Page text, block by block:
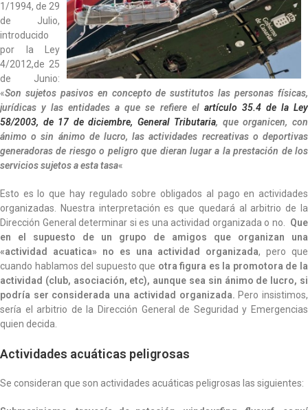
1/1994, de 29
de Julio,
introducido
por la Ley
4/2012,de 25
de Junio:
«Son sujetos pasivos en concepto de sustitutos las personas físicas,
jurídicas y las entidades a que se refiere el artículo 35.4 de la Ley
58/2003, de 17 de diciembre, General Tributaria, que organicen, con
ánimo o sin ánimo de lucro, las actividades recreativas o deportivas
generadoras de riesgo o peligro que dieran lugar a la prestación de los
servicios sujetos a esta tasa«
Esto es lo que hay regulado sobre obligados al pago en actividades
organizadas. Nuestra interpretación es que quedará al arbitrio de la
Dirección General determinar si es una actividad organizada o no. Que
en el supuesto de un grupo de amigos que organizan una
«actividad acuatica» no es una actividad organizada, pero que
cuando hablamos del supuesto que otra figura es la promotora de la
actividad (club, asociación, etc), aunque sea sin ánimo de lucro, si
podría ser considerada una actividad organizada. Pero insistimos,
sería el arbitrio de la Dirección General de Seguridad y Emergencias
quien decida.
Actividades acuáticas peligrosas
Se consideran que son actividades acuáticas peligrosas las siguientes: